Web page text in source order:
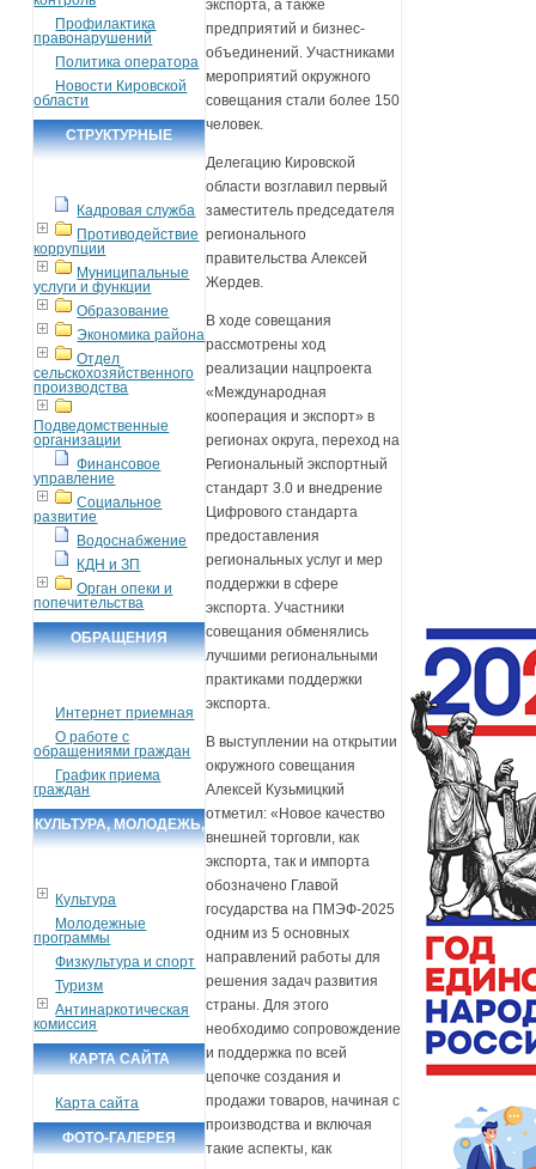
Профилактика
правонарушений
Политика оператора
Новости Кировской
области
СТРУКТУРНЫЕ
Кадровая служба
Противодействие
коррупции
Муниципальные
услуги и функции
Образование
Экономика района
Отдел
сельскохозяйственного
производства
Подведомственные
организации
Финансовое
управление
Социальное
развитие
Водоснабжение
КДН и ЗП
Орган опеки и
попечительства
ОБРАЩЕНИЯ
Интернет приемная
О работе с
обращениями граждан
График приема
граждан
КУЛЬТУРА, МОЛОДЕЖЬ,
Культура
Молодежные
программы
Физкультура и спорт
Туризм
Антинаркотическая
комиссия
КАРТА САЙТА
Карта сайта
ФОТО-ГАЛЕРЕЯ
экспорта, а также
предприятий и бизнес-
объединений. Участниками
мероприятий окружного
совещания стали более 150
человек.
Делегацию Кировской
области возглавил первый
заместитель председателя
регионального
правительства Алексей
Жердев.
В ходе совещания
рассмотрены ход
реализации нацпроекта
«Международная
кооперация и экспорт» в
регионах округа, переход на
Региональный экспортный
стандарт 3.0 и внедрение
Цифрового стандарта
предоставления
региональных услуг и мер
поддержки в сфере
экспорта. Участники
совещания обменялись
лучшими региональными
практиками поддержки
экспорта.
В выступлении на открытии
окружного совещания
Алексей Кузьмицкий
отметил: «Новое качество
внешней торговли, как
экспорта, так и импорта
обозначено Главой
государства на ПМЭФ-2025
одним из 5 основных
направлений работы для
решения задач развития
страны. Для этого
необходимо сопровождение
и поддержка по всей
цепочке создания и
продажи товаров, начиная с
производства и включая
такие аспекты, как